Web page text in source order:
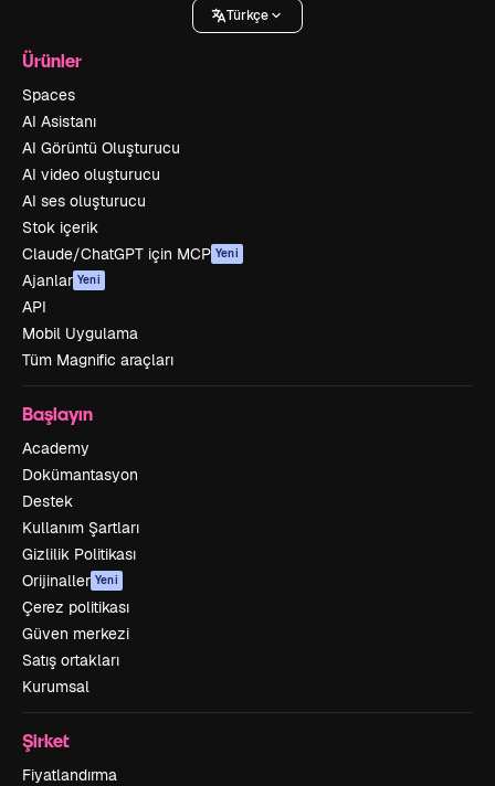
Türkçe
Ürünler
Spaces
AI Asistanı
AI Görüntü Oluşturucu
AI video oluşturucu
AI ses oluşturucu
Stok içerik
Claude/ChatGPT için MCP Yeni
Ajanlar Yeni
API
Mobil Uygulama
Tüm Magnific araçları
Başlayın
Academy
Dokümantasyon
Destek
Kullanım Şartları
Gizlilik Politikası
Orijinaller Yeni
Çerez politikası
Güven merkezi
Satış ortakları
Kurumsal
Şirket
Fiyatlandırma